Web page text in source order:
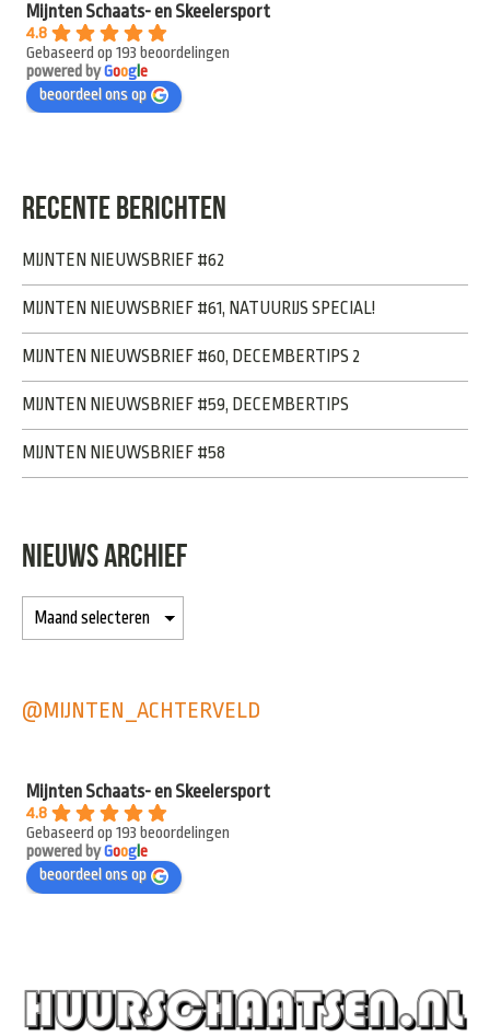
Mijnten Schaats- en Skeelersport
4.8
Gebaseerd op 193 beoordelingen
powered byGooge
beoordeel ons op
RECENTE BERICHTEN
MIJNTEN NIEUWSBRIEF #62
MIJNTEN NIEUWSBRIEF #61, NATUURIJS SPECIAL!
MIJNTEN NIEUWSBRIEF #60, DECEMBERTIPS 2
MIJNTEN NIEUWSBRIEF #59, DECEMBERTIPS
MIJNTEN NIEUWSBRIEF #58
NIEUWS ARCHIEF
@MIJNTEN_ACHTERVELD
Mijnten Schaats- en Skeelersport
4.8
Gebaseerd op 193 beoordelingen
powered byGoogle
beoordeel ons op